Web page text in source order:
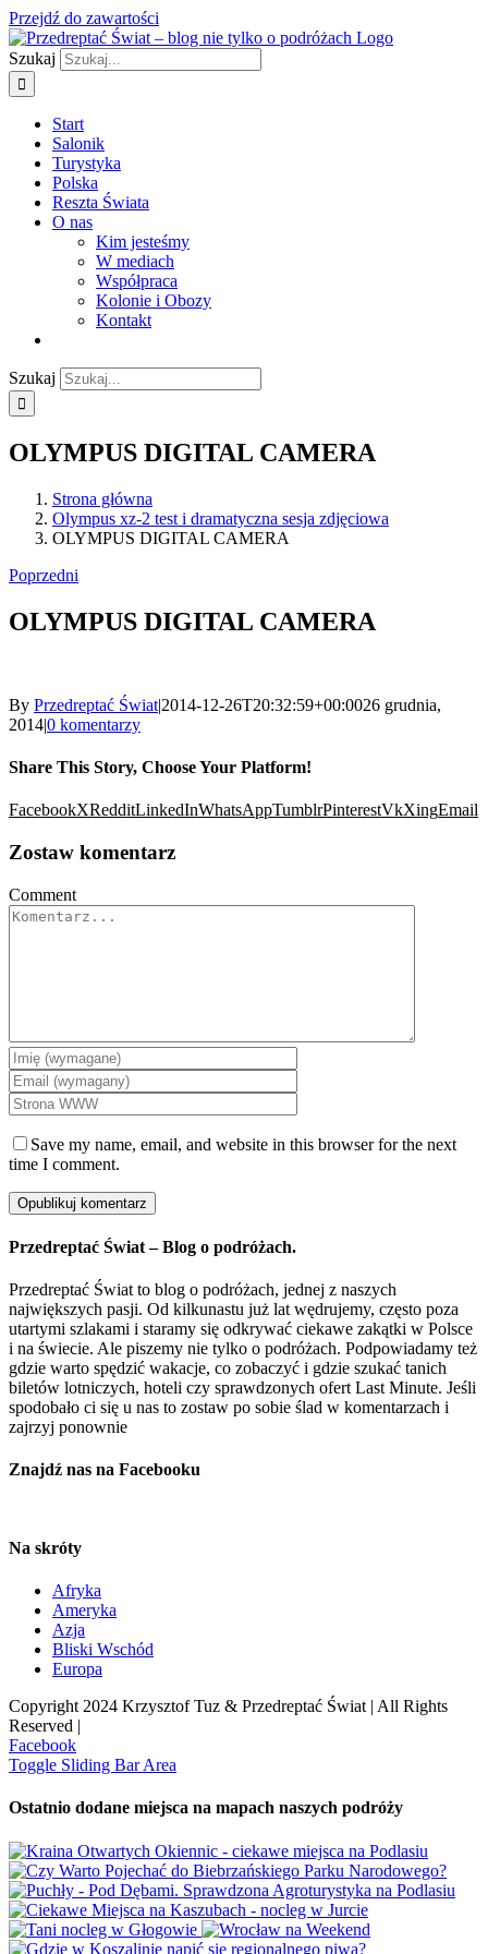
Przejdź do zawartości
Szukaj
Start
Salonik
Turystyka
Polska
Reszta Świata
O nas
Kim jesteśmy
W mediach
Współpraca
Kolonie i Obozy
Kontakt
Szukaj
OLYMPUS DIGITAL CAMERA
Strona główna
Olympus xz-2 test i dramatyczna sesja zdjęciowa
OLYMPUS DIGITAL CAMERA
Poprzedni
OLYMPUS DIGITAL CAMERA
By Przedreptać Świat|2014-12-26T20:32:59+00:0026 grudnia,
2014|0 komentarzy
Share This Story, Choose Your Platform!
FacebookXRedditLinkedInWhatsAppTumblrPinterestVkXingEmail
Zostaw komentarz
Comment
Save my name, email, and website in this browser for the next
time I comment.
Przedreptać Świat – Blog o podróżach.
Przedreptać Świat to blog o podróżach, jednej z naszych
największych pasji. Od kilkunastu już lat wędrujemy, często poza
utartymi szlakami i staramy się odkrywać ciekawe zakątki w Polsce
i na świecie. Ale piszemy nie tylko o podróżach. Podpowiadamy też
gdzie warto spędzić wakacje, co zobaczyć i gdzie szukać tanich
biletów lotniczych, hoteli czy sprawdzonych ofert Last Minute. Jeśli
spodobało ci się u nas to zostaw po sobie ślad w komentarzach i
zajrzyj ponownie
Znajdź nas na Facebooku
Na skróty
Afryka
Ameryka
Azja
Bliski Wschód
Europa
Copyright 2024 Krzysztof Tuz & Przedreptać Świat | All Rights
Reserved |
Facebook
Toggle Sliding Bar Area
Ostatnio dodane miejsca na mapach naszych podróży